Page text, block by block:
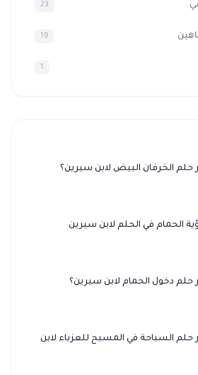
23
19
1
حلم الخرفان البيض لابن سيرين؟
الحمام في الحلم لابن سيرين
حلم دخول الحمام لابن سيرين؟
حلم السباحة في المسبح للعزباء لابن